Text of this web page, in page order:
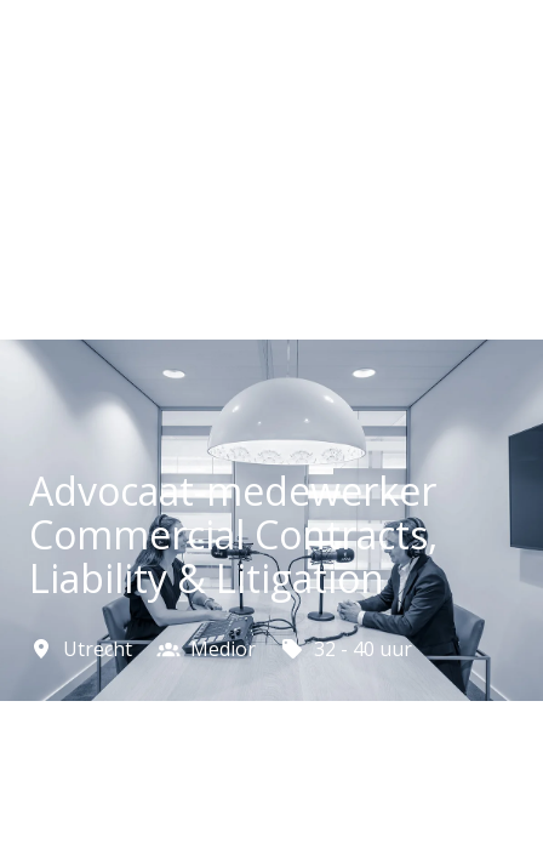
Advocaat-medewerker
Commercial Contracts,
Liability & Litigation
Utrecht Medior 32 - 40 uur